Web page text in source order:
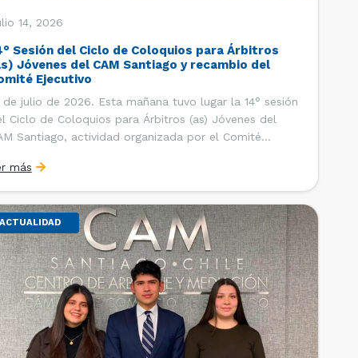
14, 2026
Sesión del Ciclo de Coloquios para Árbitros
Jóvenes del CAM Santiago y recambio del
Ejecutivo
de julio de 2026. Esta mañana tuvo lugar la 14° sesión
Ciclo de Coloquios para Árbitros (as) Jóvenes del
Santiago, actividad organizada por el Comité
y Relaciones Internacionales del Centro, con la
de que los integrantes […]
más
ACTUALIDAD